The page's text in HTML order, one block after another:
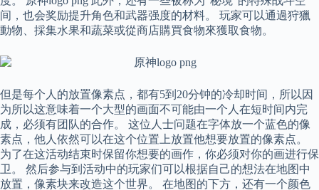
间，也会奖励提升角色和武器强度的材料。 玩家可以通過狩獵
動物、採集水果和蔬菜或從商店購買食物來獲取食物。
但是每个人的放置像素点，都有5到20分钟的冷却时间，所以因
为所以这意味着一个大型的画面不可能由一个人在短时间内完
成，必须有团队的合作。 这位人士问题在字体放一个蓝色的像
素点，他人依然可以在这个位置上放置他想要放置的像素点。
为了在这活动结束时保留你想要的画作，你必须对你的画进行保
卫。 然后参与到活动中的玩家们可以根据自己的想法在地图中
放置，像素块来改造这个世界。 在地图的下方，还有一个颜色